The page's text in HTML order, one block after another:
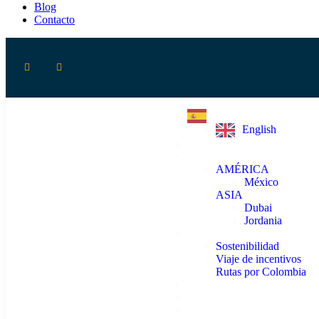
Blog
Contacto
English
AMÉRICA
México
ASIA
Dubai
Jordania
Sostenibilidad
Viaje de incentivos
Rutas por Colombia